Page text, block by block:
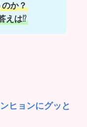
か？
えは⁉️
ヒョンにグッと